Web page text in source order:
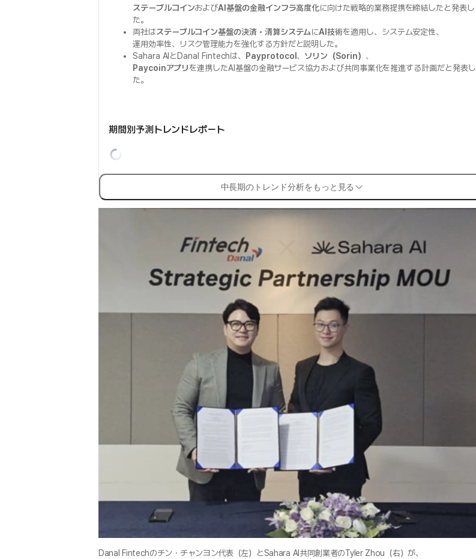
ステーブルコインおよびAI基盤の金融インフラ高度化に向けた戦略的業務提携を締結したと発表し
た。
両社はステーブルコイン基盤の決済・清算システムにAI技術を適用し、システム安定性、
運用効率性、リスク管理能力を強化する方針だと説明した。
Sahara AIとDanal Fintechは、
Payprotocol 、 ソリン（Sorin） 、
Paycoinアプリを連携したAI基盤の金融サービス協力および共同事業化を推進する計画だと発表し
た。
期間別予測トレンドレポート
中長期のトレンド分析をもっと見る
Danal Fintechのチン・チャンヨン代表（左）とSahara AI共同創業者のTyler Zhou（右）が、